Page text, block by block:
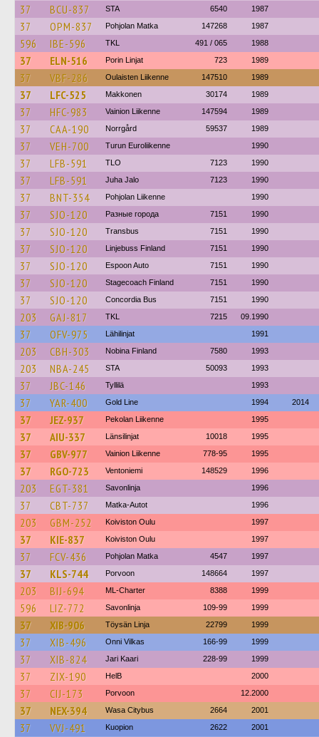
37 BCU-837 STA 6540 1987
37 OPM-837 Pohjolan Matka 147268 1987
596 IBE-596 TKL 491 / 065 1988
37 ELN-516 Porin Linjat 723 1989
37 VBF-286 Oulaisten Liikenne 147510 1989
37 LFC-525 Makkonen 30174 1989
37 HFC-983 Vainion Liikenne 147594 1989
37 CAA-190 Norrgård 59537 1989
37 VEH-700 Turun Euroliikenne 1990
37 LFB-591 TLO 7123 1990
37 LFB-591 Juha Jalo 7123 1990
37 BNT-354 Pohjolan Liikenne 1990
37 SJO-120 Разные города 7151 1990
37 SJO-120 Transbus 7151 1990
37 SJO-120 Linjebuss Finland 7151 1990
37 SJO-120 Espoon Auto 7151 1990
37 SJO-120 Stagecoach Finland 7151 1990
37 SJO-120 Concordia Bus 7151 1990
203 GAJ-817 TKL 7215 09.1990
37 OFV-975 Lähilinjat 1991
203 CBH-303 Nobina Finland 7580 1993
203 NBA-245 STA 50093 1993
37 JBC-146 Tyllilä 1993
37 YAR-400 Gold Line 1994 2014
37 JEZ-937 Pekolan Liikenne 1995
37 AIU-337 Länsilinjat 10018 1995
37 GBV-977 Vainion Liikenne 778-95 1995
37 RGO-723 Ventoniemi 148529 1996
203 EGT-381 Savonlinja 1996
37 CBT-737 Matka-Autot 1996
203 GBM-252 Koiviston Oulu 1997
37 KIE-837 Koiviston Oulu 1997
37 FCV-436 Pohjolan Matka 4547 1997
37 KLS-744 Porvoon 148664 1997
203 BIJ-694 ML-Charter 8388 1999
596 LIZ-772 Savonlinja 109-99 1999
37 XIB-906 Töysän Linja 22799 1999
37 XIB-496 Onni Vilkas 166-99 1999
37 XIB-824 Jari Kaari 228-99 1999
37 ZIX-190 HelB 2000
37 CIJ-173 Porvoon 12.2000
37 NEX-394 Wasa Citybus 2664 2001
37 VVJ-491 Kuopion 2622 2001